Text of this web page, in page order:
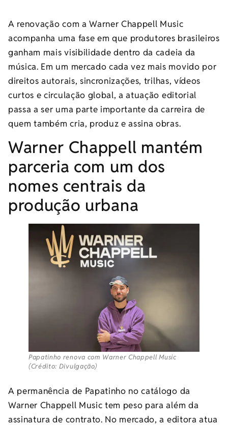
A renovação com a Warner Chappell Music
acompanha uma fase em que produtores brasileiros
ganham mais visibilidade dentro da cadeia da
música. Em um mercado cada vez mais movido por
direitos autorais, sincronizações, trilhas, vídeos
curtos e circulação global, a atuação editorial
passa a ser uma parte importante da carreira de
quem também cria, produz e assina obras.
Warner Chappell mantém
parceria com um dos
nomes centrais da
produção urbana
Papatinho renova com Warner Chappell Music
(Crédito: Divulgação)
A permanência de Papatinho no catálogo da
Warner Chappell Music tem peso para além da
assinatura de contrato. No mercado, a editora atua